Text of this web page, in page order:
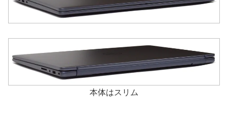
本体はスリム